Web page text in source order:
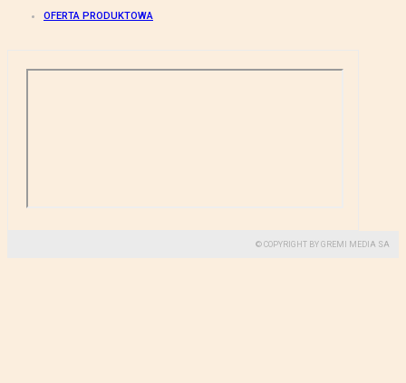
OFERTA PRODUKTOWA
© COPYRIGHT BY GREMI MEDIA SA